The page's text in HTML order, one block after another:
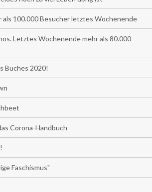
als 100.000 Besucher letztes Wochenende
Letztes Wochenende mehr als 80.000
Buches 2020!
Corona-Handbuch
Faschismus"